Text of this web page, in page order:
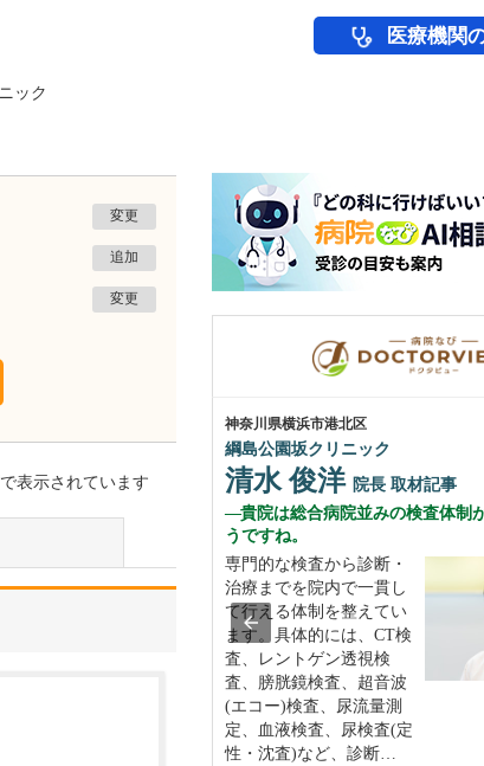
医療機関
ック
変更
追加
変更
表示されています
神奈川県横浜市港北区
綱島公園坂クリニック
清水 俊洋 院長 取材記事
貴院は総合病院並みの検査体制
うですね。
専門的な検査から診断・
治療までを院内で一貫し
て行える体制を整えてい
ます。具体的には、CT検
査、レントゲン透視検
査、膀胱鏡検査、超音波
(エコー)検査、尿流量測
定、血液検査、尿検査(定
性・沈査)など、診断…
取材記事
うか?